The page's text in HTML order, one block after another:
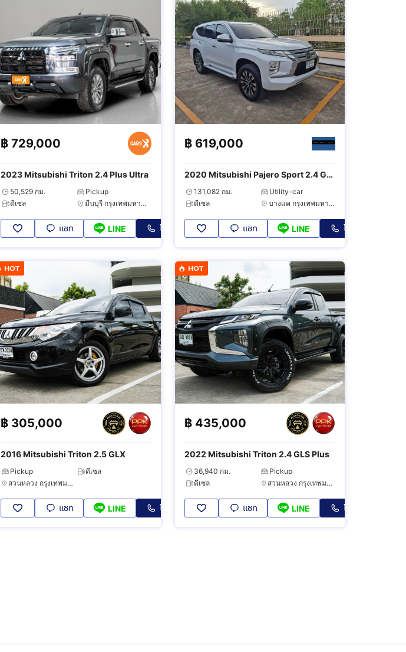
฿ 729,000
2023 Mitsubishi Triton 2.4 Plus Ultra
50,529 กม.
Pickup
ดีเซล
มีนบุรี กรุงเทพมหานคร
แชท LINE โทร
฿ 619,000
2020 Mitsubishi Pajero Sport 2.4 GT
Premium 2WD
131,082 กม.
Utility-car
ดีเซล
บางแค กรุงเทพมหานคร
แชท LINE โทร
HOT
฿ 305,000
2016 Mitsubishi Triton 2.5 GLX
Pickup
ดีเซล
สวนหลวง กรุงเทพมหานคร
แชท LINE โทร
HOT
฿ 435,000
2022 Mitsubishi Triton 2.4 GLS Plus
36,940 กม.
Pickup
ดีเซล
สวนหลวง กรุงเทพมหานคร
แชท LINE โทร